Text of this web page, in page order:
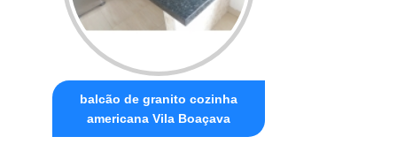
balcão de granito cozinha
americana Vila Boaçava